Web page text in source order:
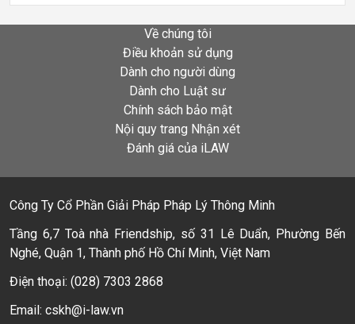
Về chúng tôi
Điều khoản sử dụng
Dành cho người dùng
Dành cho Luật sư
Chính sách bảo mật
Nội quy trang Nhận xét
Đánh giá của iLAW
Công Ty Cổ Phần Giải Pháp Pháp Lý Thông Minh
Tầng 6,7 Toà nhà Friendship, số 31 Lê Duẩn, Phường Bến
Nghé, Quận 1, Thành phố Hồ Chí Minh, Việt Nam
Điện thoại: (028) 7303 2868
Email: cskh@i-law.vn